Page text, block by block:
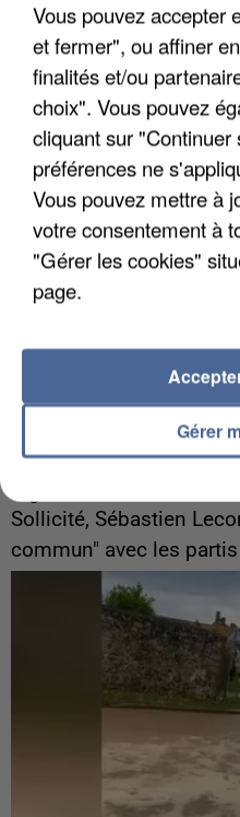
Un cofondateur du
quelques jours plus tôt.
ingérences...
Sollicité, Sébastien
commun" avec les
Vous pouvez accepter
et fermer", ou affiner
finalités et/ou
choix". Vous pouvez
cliquant sur "Continuer
préférences ne
Vous pouvez mettre à
votre consentement à
"Gérer les cookies"
page.
Gérer